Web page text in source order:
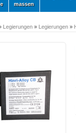
massen
Legierungen » Legierungen »